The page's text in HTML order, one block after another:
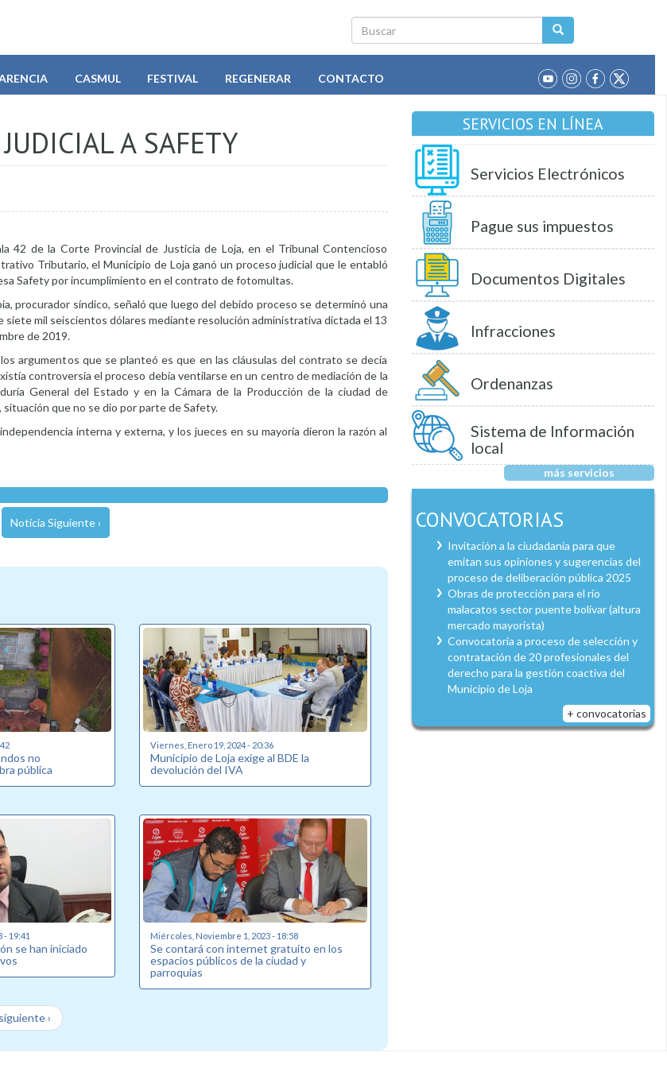
Buscar
CASMUL FESTIVAL REGENERAR CONTACTO
A SAFETY
42 de la Corte Provincial de Justicia de Loja, en el Tribunal Contencioso
Tributario, el Municipio de Loja ganó un proceso judicial que le entabló
Safety por incumplimiento en el contrato de fotomultas.
procurador síndico, señaló que luego del debido proceso se determinó una
siete mil seiscientos dólares mediante resolución administrativa dictada el 13
de 2019.
argumentos que se planteó es que en las cláusulas del contrato se decía
controversia el proceso debía ventilarse en un centro de mediación de la
General del Estado y en la Cámara de la Producción de la ciudad de
situación que no se dio por parte de Safety.
interna y externa, y los jueces en su mayoría dieron la razón al
Noticia Siguiente ›
no
pública
Viernes, Enero 19, 2024 - 20:36
Municipio de Loja exige al BDE la
devolución del IVA
- 19:41
se han iniciado
Miércoles, Noviembre 1, 2023 - 18:58
Se contará con internet gratuito en los
espacios públicos de la ciudad y
parroquias
siguiente ›
SERVICIOS EN LÍNEA
Servicios Electrónicos
Pague sus impuestos
Documentos Digitales
Infracciones
Ordenanzas
Sistema de Información
local
más servicios
CONVOCATORIAS
Invitación a la ciudadanía para que
emitan sus opiniones y sugerencias del
proceso de deliberación pública 2025
Obras de protección para el río
malacatos sector puente bolívar (altura
mercado mayorista)
Convocatoria a proceso de selección y
contratación de 20 profesionales del
derecho para la gestión coactiva del
Municipio de Loja
+ convocatorias